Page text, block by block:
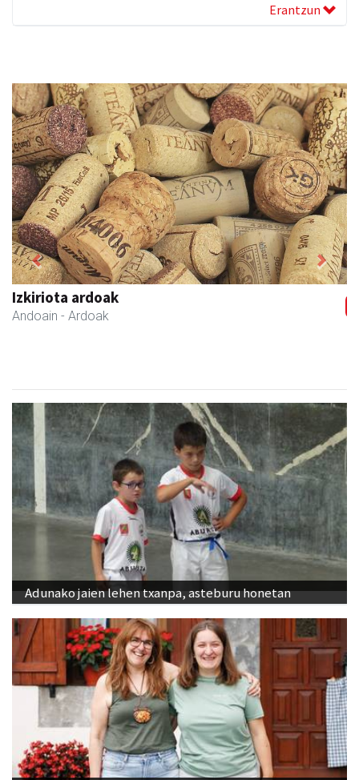
Erantzun
Izkiriota ardoak
Andoain - Ardoak
Previous Next
Adunako jaien lehen txanpa, asteburu honetan